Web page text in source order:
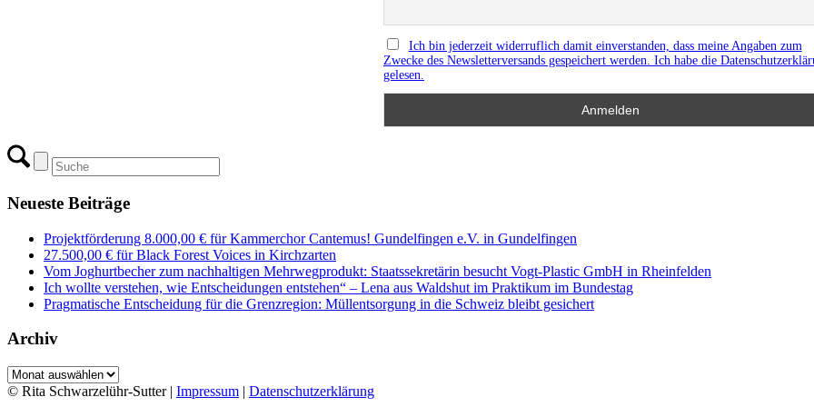
Ich bin jederzeit widerruflich damit einverstanden, dass meine Angaben zum
Zwecke des Newsletterversands gespeichert werden. Ich habe die
gelesen.
Neueste Beiträge
Projektförderung 8.000,00 € für Kammerchor Cantemus! Gundelfingen e.V. in Gundelfingen
27.500,00 € für Black Forest Voices in Kirchzarten
Vom Joghurtbecher zum nachhaltigen Mehrwegprodukt: Staatssekretärin besucht Vogt-Plastic GmbH in Rheinfelden
Ich wollte verstehen, wie Entscheidungen entstehen“ – Lena aus Waldshut im Praktikum im Bundestag
Pragmatische Entscheidung für die Grenzregion: Müllentsorgung in die Schweiz bleibt gesichert
Archiv
Archiv
© Rita Schwarzelühr-Sutter | Impressum | Datenschutzerklärung